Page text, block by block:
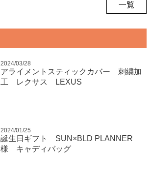
一覧
2024/03/28
アライメントスティックカバー 刺繍加
工 レクサス LEXUS
2024/01/25
誕生日ギフト SUN×BLD PLANNER
様 キャディバッグ